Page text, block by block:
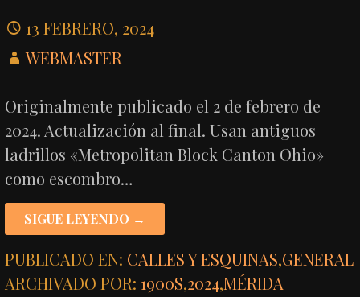
13 FEBRERO, 2024
WEBMASTER
Originalmente publicado el 2 de febrero de
2024. Actualización al final. Usan antiguos
ladrillos «Metropolitan Block Canton Ohio»
como escombro…
SIGUE LEYENDO →
PUBLICADO EN: CALLES Y ESQUINAS,GENERAL
ARCHIVADO POR:1900S,2024,MÉRIDA